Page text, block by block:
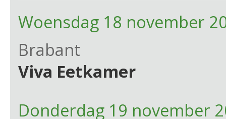
Woensdag 18 november
Brabant
Viva Eetkamer
Donderdag 19 november